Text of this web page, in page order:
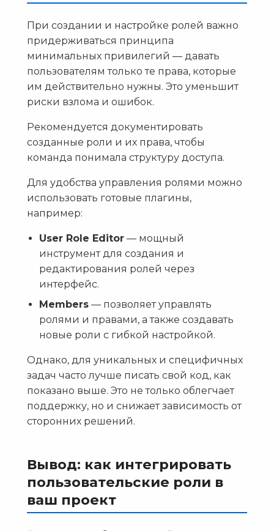
При создании и настройке ролей важно
придерживаться принципа
минимальных привилегий — давать
пользователям только те права, которые
им действительно нужны. Это уменьшит
риски взлома и ошибок.
Рекомендуется документировать
созданные роли и их права, чтобы
команда понимала структуру доступа.
Для удобства управления ролями можно
использовать готовые плагины,
например:
User Role Editor — мощный
инструмент для создания и
редактирования ролей через
интерфейс.
Members — позволяет управлять
ролями и правами, а также создавать
новые роли с гибкой настройкой.
Однако, для уникальных и специфичных
задач часто лучше писать свой код, как
показано выше. Это не только облегчает
поддержку, но и снижает зависимость от
сторонних решений.
Вывод: как интегрировать
пользовательские роли в
ваш проект